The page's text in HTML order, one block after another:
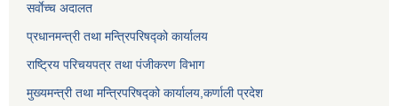
सर्वाेच्च अदालत
प्रधानमन्त्री तथा मन्त्रिपरिषद्को कार्यालय
राष्ट्रिय परिचयपत्र तथा पंजीकरण विभाग
मुख्यमन्त्री तथा मन्त्रिपरिषद्को कार्यालय,कर्णाली प्रदेश